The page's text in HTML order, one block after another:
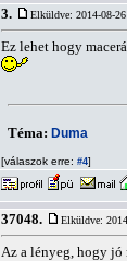
3. Elküldve: 2014-08-
Ez lehet hogy
Téma: Duma
[válaszok erre: #4]
37048. Elküldve:
Az a lényeg, hogy jó